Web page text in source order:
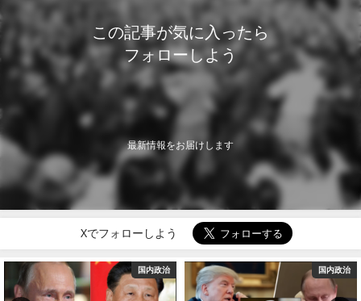
この記事が気に入ったら
フォローしよう
最新情報をお届けします
Xでフォローしよう
国内政治 国内政治